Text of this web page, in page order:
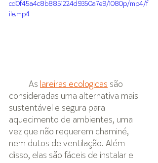
cd0f45a4c8b8851224d9350a7e9/1080p/mp4/f
ile.mp4
As lareiras ecologicas são
consideradas uma alternativa mais
sustentável e segura para
aquecimento de ambientes, uma
vez que não requerem chaminé,
nem dutos de ventilação. Além
disso, elas são fáceis de instalar e